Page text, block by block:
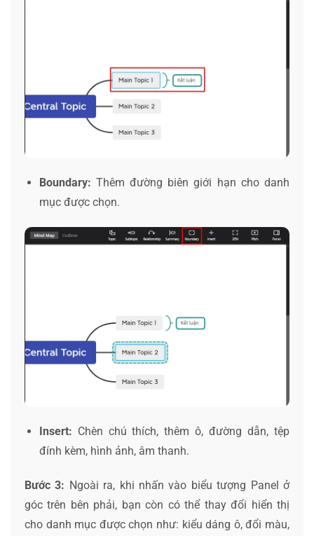
Boundary: Thêm đường biên giới hạn cho danh
mục được chọn.
Insert: Chèn chú thích, thêm ô, đường dẫn, tệp
đính kèm, hình ảnh, âm thanh.
Bước 3: Ngoài ra, khi nhấn vào biểu tượng Panel ở
góc trên bên phải, bạn còn có thể thay đổi hiển thị
cho danh mục được chọn như: kiểu dáng ô, đổi màu,